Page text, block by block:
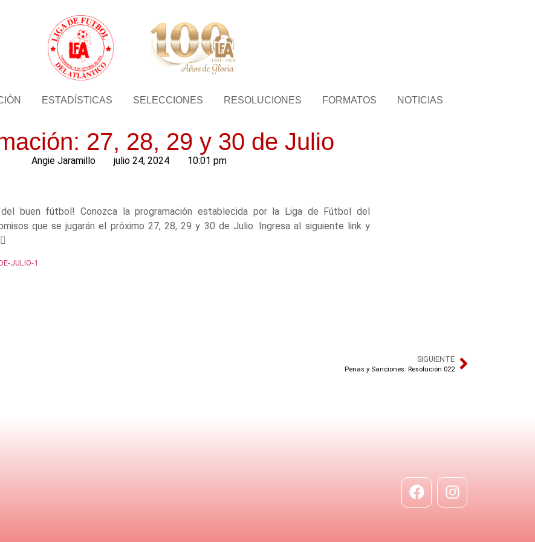
ESTADÍSTICAS SELECCIONES RESOLUCIONES FORMATOS NOTICIAS
27, 28, 29 y 30 de Julio
Angie Jaramillo julio 24, 2024 10:01 pm
del buen fútbol! Conozca la programación establecida por la Liga de Fútbol del
que se jugarán el próximo 27, 28, 29 y 30 de Julio. Ingresa al siguiente link y
JULIO-1
SIGUIENTE
Penas y Sanciones: Resolución 022